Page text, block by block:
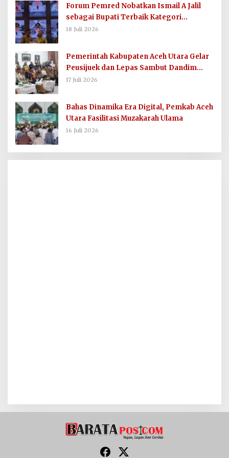
Forum Pemred Nobatkan Ismail A Jalil
sebagai Bupati Terbaik Kategori
Komunikasi dan Informasi Publik
18 Juli 2026
Pemerintah Kabupaten Aceh Utara Gelar
Peusijuek dan Lepas Sambut Dandim
0103/AUT
17 Juli 2026
Bahas Dinamika Era Digital, Pemkab Aceh
Utara Fasilitasi Muzakarah Ulama
16 Juli 2026